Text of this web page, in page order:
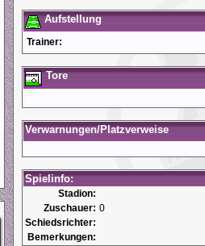
Aufstellung
Trainer:
Tore
Verwarnungen/Platzverweise
Spielinfo:
Stadion:
Zuschauer: 0
Schiedsrichter:
Bemerkungen: